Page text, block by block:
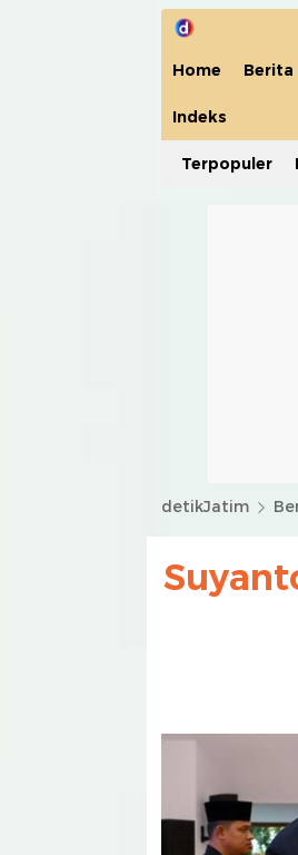
Home Berita
Indeks
Terpopuler
detikJatim